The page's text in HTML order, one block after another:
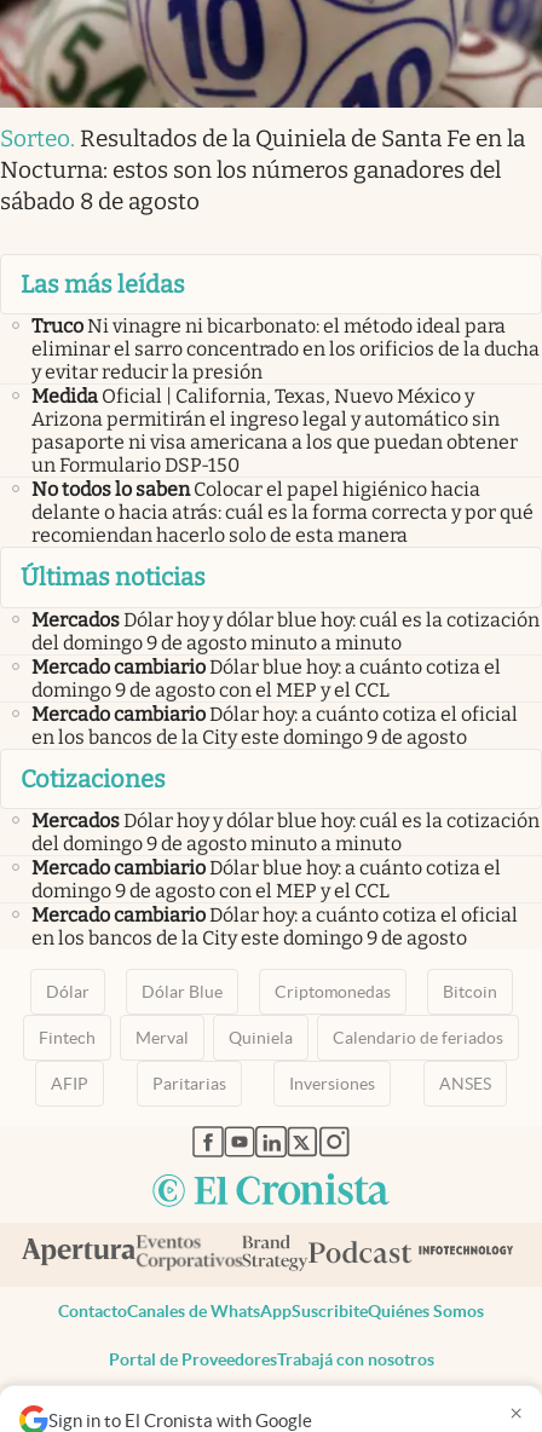
Sign in to El Cronista with Google ×
Sorteo. Resultados de la Quiniela de Santa Fe en la
Nocturna: estos son los números ganadores del
sábado 8 de agosto
Las más leídas
TrucoNi vinagre ni bicarbonato: el método ideal para
eliminar el sarro concentrado en los orificios de la ducha
y evitar reducir la presión
Medida Oficial | California, Texas, Nuevo México y
Arizona permitirán el ingreso legal y automático sin
pasaporte ni visa americana a los que puedan obtener
un Formulario DSP-150
No todos lo saben Colocar el papel higiénico hacia
delante o hacia atrás: cuál es la forma correcta y por qué
recomiendan hacerlo solo de esta manera
Últimas noticias
MercadosDólar hoy y dólar blue hoy: cuál es la cotización
del domingo 9 de agosto minuto a minuto
Mercado cambiarioDólar blue hoy: a cuánto cotiza el
domingo 9 de agosto con el MEP y el CCL
Mercado cambiarioDólar hoy: a cuánto cotiza el oficial
en los bancos de la City este domingo 9 de agosto
Cotizaciones
MercadosDólar hoy y dólar blue hoy: cuál es la cotización
del domingo 9 de agosto minuto a minuto
Mercado cambiarioDólar blue hoy: a cuánto cotiza el
domingo 9 de agosto con el MEP y el CCL
Mercado cambiarioDólar hoy: a cuánto cotiza el oficial
en los bancos de la City este domingo 9 de agosto
Dólar Dólar Blue Criptomonedas Bitcoin
Fintech Merval Quiniela Calendario de feriados
AFIP Paritarias Inversiones ANSES
abre en nueva pestaña
abre en nueva pestaña
abre en nueva pestaña
abre en nueva pestaña
abre en nueva pestaña
ContactoCanales de WhatsAppSuscribiteQuiénes Somos
Portal de ProveedoresTrabajá con nosotros